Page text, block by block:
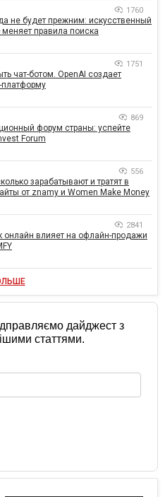
1760
не будет прежним: искусственный
правила поиска
1751
чат-ботом. OpenAI создает
869
форум страны: успейте
Forum
556
зарабатывают и тратят в
от znamy и Women Make Money
2841
онлайн влияет на офлайн-продажи
дайджест з
статтями.